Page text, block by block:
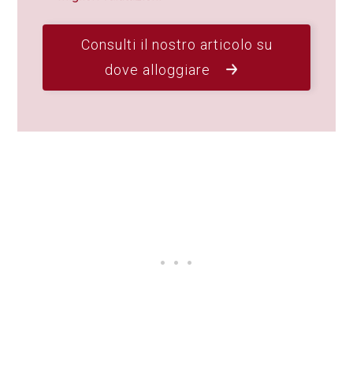
Consulti il nostro articolo su
dove alloggiare